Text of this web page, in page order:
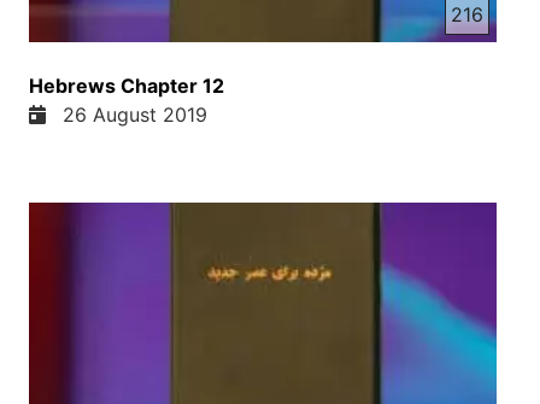
216
Hebrews Chapter 12
26 August 2019